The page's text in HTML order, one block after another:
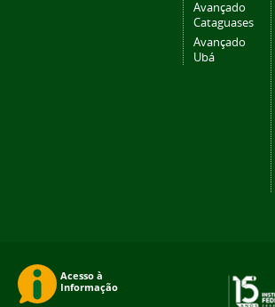
Avançado
Cataguases
Avançado
Ubá